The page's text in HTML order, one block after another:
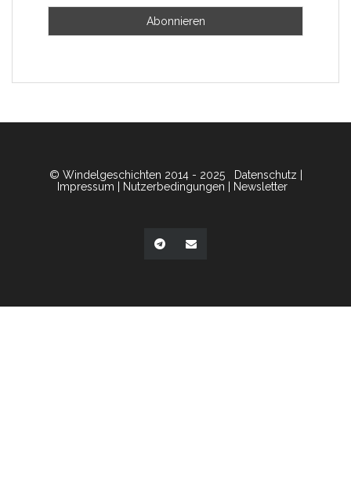
© Windelgeschichten 2014 - 2025 Datenschutz
Impressum
Nutzerbedingungen Newsletter